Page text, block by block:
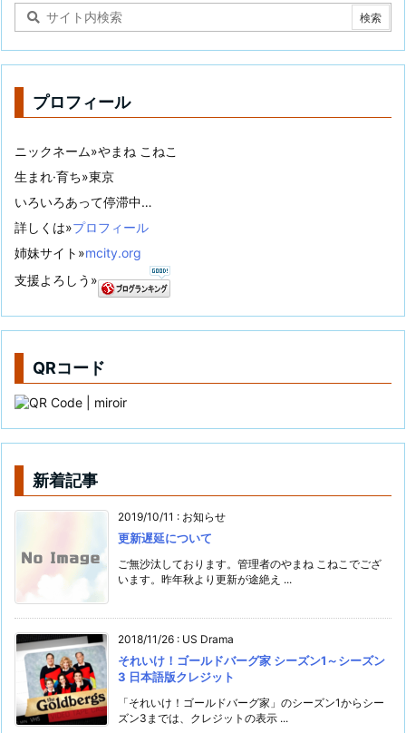
プロフィール
ニックネーム»やまね こねこ
生まれ·育ち»東京
いろいろあって停滞中…
詳しくは»プロフィール
姉妹サイト»mcity.org
支援よろしう»
QRコード
新着記事
2019/10/11 : お知らせ
更新遅延について
ご無沙汰しております。管理者のやまね こねこでござ
います。昨年秋より更新が途絶え ...
2018/11/26 : US Drama
それいけ！ゴールドバーグ家 シーズン1～シーズン
3 日本語版クレジット
「それいけ！ゴールドバーグ家」のシーズン1からシー
ズン3までは、クレジットの表示 ...